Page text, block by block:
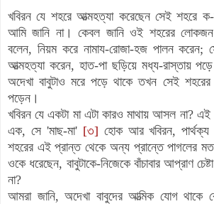
খবিরন যে শহরে আত্মহত্যা করেছেন সেই শহরে
আমি জানি না। কেবল জানি ওই শহরের
বলেন, নিয়ম করে নামায-রোজা-হজ পালন করেন;
আত্মহত্যা করেন, হাত-পা ছড়িয়ে মধ্য-রাস্তায়
অদেখা বাবুটাও মরে পড়ে থাকে তখন সেই
পড়েন।
খবিরন যে একটা মা এটা কারও মাথায় আসল না?
এক, সে 'মাছ-মা' [৩] হোক আর খবিরন, পার্থক্য
শহরের এই প্রান্ত থেকে অন্য প্রান্তে পাগলের
ওকে ধরেছেন, বাবুটাকে-নিজেকে বাঁচাবার আপ্রাণ
না?
আমরা জানি, অদেখা বাবুদের আত্মিক যোগ থাকে